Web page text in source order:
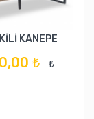
KANEPE
₺ ₺